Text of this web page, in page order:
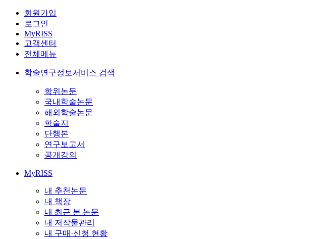
회원가입
로그인
MyRISS
고객센터
전체메뉴
학술연구정보서비스 검색
학위논문
국내학술논문
해외학술논문
학술지
단행본
연구보고서
공개강의
MyRISS
내 추천논문
내 책장
내 최근 본 논문
내 저작물관리
내 구매·신청 현황